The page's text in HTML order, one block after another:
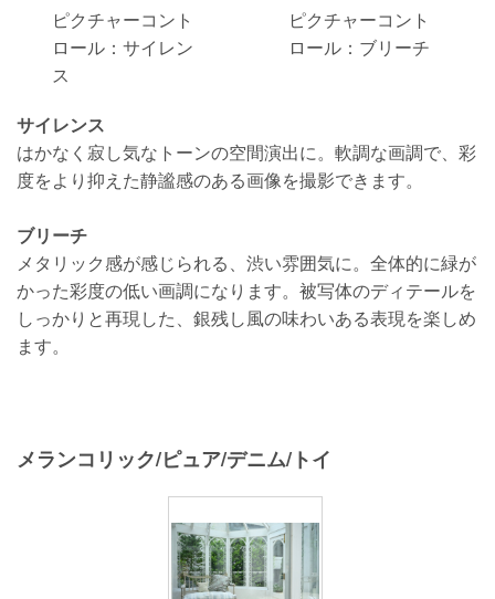
ピクチャーコント
ロール：サイレン
ス
ピクチャーコント
ロール：ブリーチ
サイレンス
はかなく寂し気なトーンの空間演出に。軟調な画調で、彩
度をより抑えた静謐感のある画像を撮影できます。
ブリーチ
メタリック感が感じられる、渋い雰囲気に。全体的に緑が
かった彩度の低い画調になります。被写体のディテールを
しっかりと再現した、銀残し風の味わいある表現を楽しめ
ます。
メランコリック/ピュア/デニム/トイ